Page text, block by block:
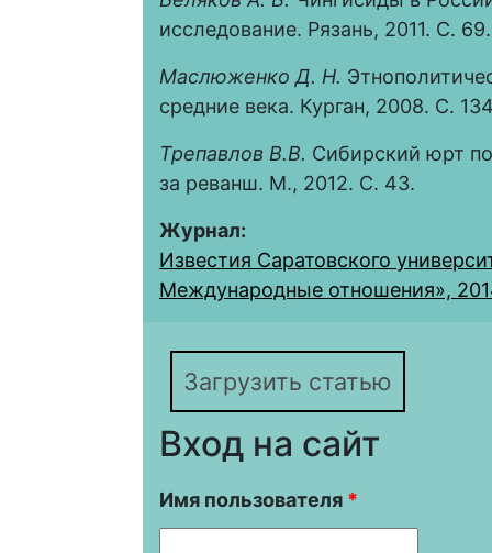
исследование. Рязань, 2011. С. 69.
Маслюженко Д. Н.
средние века. Курган, 2008. С.
Трепавлов В.В. Сибирский юрт
за реванш. М., 2012. С. 43.
Журнал:
Известия Саратовского
Международные отношения»,
Загрузить статью
Вход на сайт
Имя пользователя *